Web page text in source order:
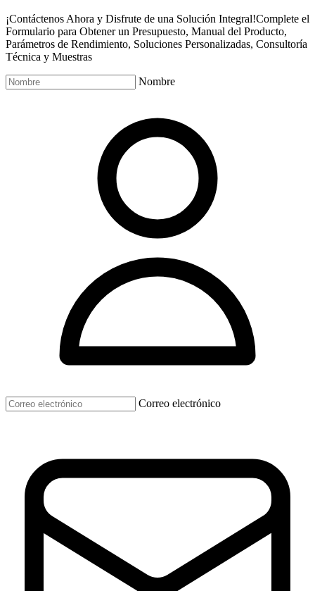
¡Contáctenos Ahora y Disfrute de una Solución Integral!Complete el
Formulario para Obtener un Presupuesto, Manual del Producto,
Parámetros de Rendimiento, Soluciones Personalizadas, Consultoría
Técnica y Muestras
Nombre
Correo electrónico